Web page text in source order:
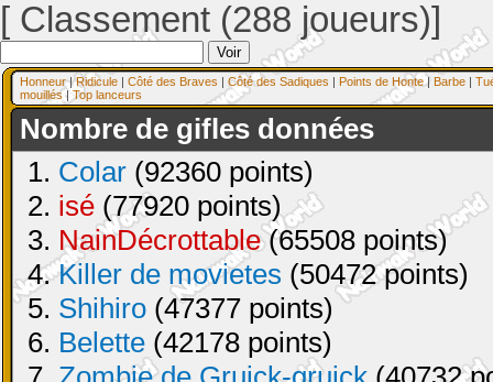
[ Classement (288 joueurs)]
Honneur|Ridicule | Côté des Braves | Côté des Sadiques | Points de Honte| Barbe |
mouillés| Top lanceurs
Nombre de gifles données
1. Colar (92360 points)
2. isé (77920 points)
3. NainDécrottable(65508 points)
4.Killer de movietes (50472 points)
5. Shihiro (47377 points)
6. Belette (42178 points)